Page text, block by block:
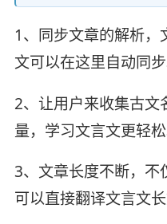
1、同步文章的解析
文可以在这里自动同步
2、让用户来收集古
量，学习文言文更轻松
3、文章长度不断，不
可以直接翻译文言文长